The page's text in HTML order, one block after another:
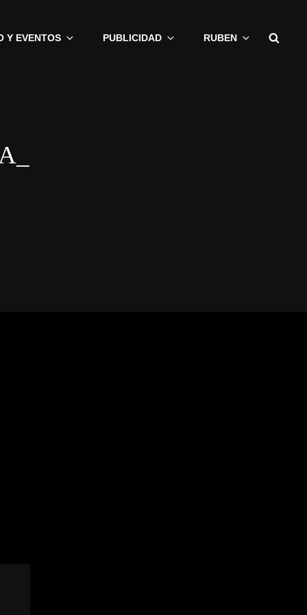
Y EVENTOS PUBLICIDAD RUBEN